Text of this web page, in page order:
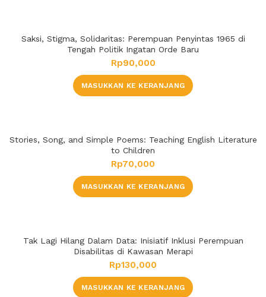
Saksi, Stigma, Solidaritas: Perempuan Penyintas 1965 di
Tengah Politik Ingatan Orde Baru
Rp90,000
MASUKKAN KE KERANJANG
Stories, Song, and Simple Poems: Teaching English Literature
to Children
Rp70,000
MASUKKAN KE KERANJANG
Tak Lagi Hilang Dalam Data: Inisiatif Inklusi Perempuan
Disabilitas di Kawasan Merapi
Rp130,000
MASUKKAN KE KERANJANG